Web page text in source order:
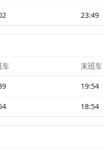
23:49
车 末班车
19:54
18:54